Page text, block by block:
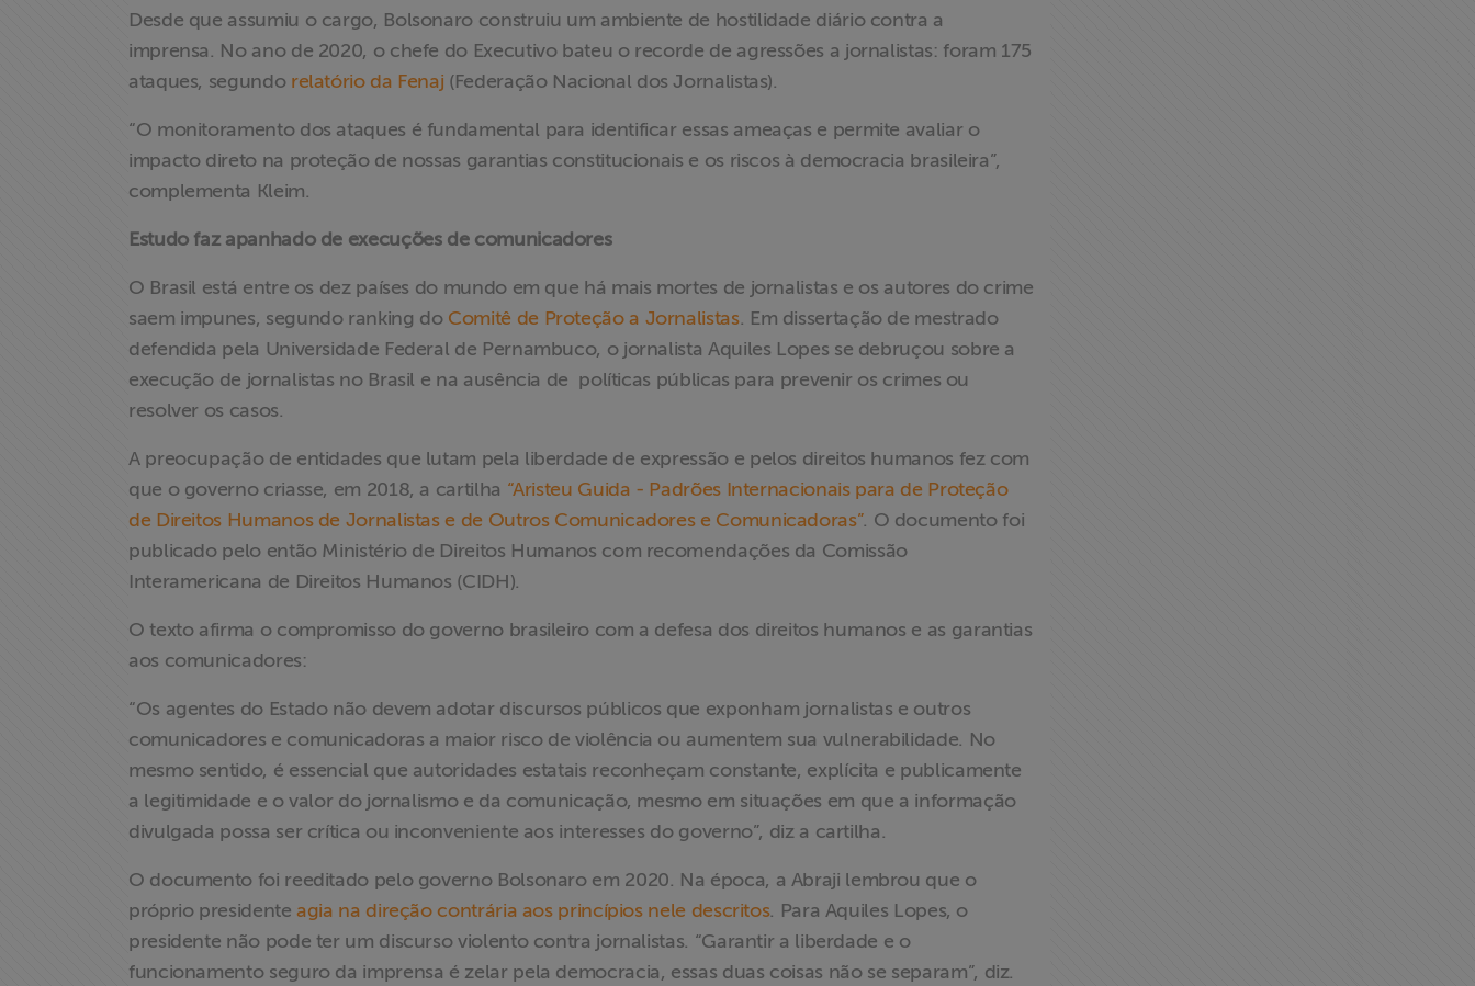
Liberdade de
Homenageados
>> Conteúdo
Assine a nossa
Desde que assumiu o cargo, Bolsonaro construiu um ambiente de hostilidade diário contra a
imprensa. No ano de 2020, o chefe do Executivo bateu o recorde de agressões a jornalistas: foram 175
ataques, segundo relatório da Fenaj (Federação Nacional dos Jornalistas).
“O monitoramento dos ataques é fundamental para identificar essas ameaças e permite avaliar o
impacto direto na proteção de nossas garantias constitucionais e os riscos à democracia brasileira”,
complementa Kleim.
Estudo faz apanhado de execuções de comunicadores
O Brasil está entre os dez países do mundo em que há mais mortes de jornalistas e os autores do crime
saem impunes, segundo ranking do Comitê de Proteção a Jornalistas. Em dissertação de mestrado
defendida pela Universidade Federal de Pernambuco, o jornalista Aquiles Lopes se debruçou sobre a
execução de jornalistas no Brasil e na ausência de políticas públicas para prevenir os crimes ou
resolver os casos.
A preocupação de entidades que lutam pela liberdade de expressão e pelos direitos humanos fez com
que o governo criasse, em 2018, a cartilha “Aristeu Guida - Padrões Internacionais para de Proteção
de Direitos Humanos de Jornalistas e de Outros Comunicadores e Comunicadoras”. O documento foi
publicado pelo então Ministério de Direitos Humanos com recomendações da Comissão
Interamericana de Direitos Humanos (CIDH).
O texto afirma o compromisso do governo brasileiro com a defesa dos direitos humanos e as garantias
aos comunicadores:
“Os agentes do Estado não devem adotar discursos públicos que exponham jornalistas e outros
comunicadores e comunicadoras a maior risco de violência ou aumentem sua vulnerabilidade. No
mesmo sentido, é essencial que autoridades estatais reconheçam constante, explícita e publicamente
a legitimidade e o valor do jornalismo e da comunicação, mesmo em situações em que a informação
divulgada possa ser crítica ou inconveniente aos interesses do governo”, diz a cartilha.
O documento foi reeditado pelo governo Bolsonaro em 2020. Na época, a Abraji lembrou que o
próprio presidenteagia na direção contrária aos princípios nele descritos. Para Aquiles Lopes, o
presidente não pode ter um discurso violento contra jornalistas. “Garantir a liberdade e o
funcionamento seguro da imprensa é zelar pela democracia, essas duas coisas não se separam”, diz.